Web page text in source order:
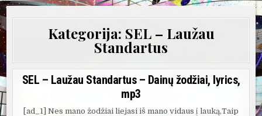
Kategorija: SEL – Laužau
Standartus
SEL – Laužau Standartus – Dainų žodžiai, lyrics,
mp3
[ad_1] Nes mano žodžiai liejasi iš mano vidaus į lauką,Taip